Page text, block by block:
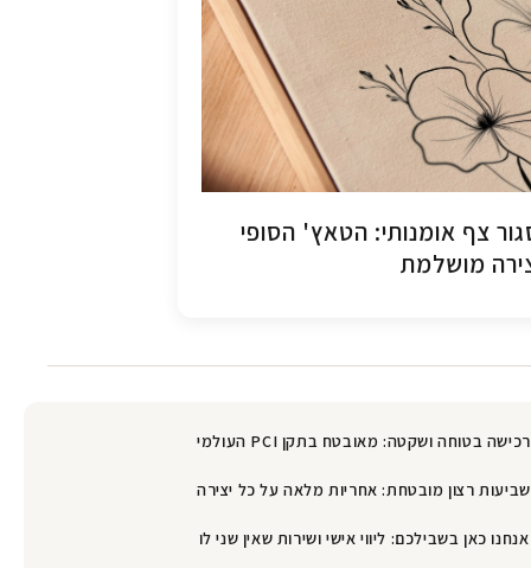
צף אומנותי: הטאץ' הסופי
מושלמת
רכישה בטוחה ושקטה: מאובטח בתקן PCI העולמי
שביעות רצון מובטחת: אחריות מלאה על כל יצירה
אנחנו כאן בשבילכם: ליווי אישי ושירות שאין שני לו